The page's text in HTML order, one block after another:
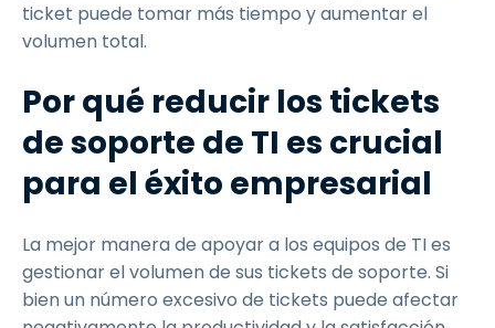
ticket puede tomar más tiempo y aumentar el
volumen total.
Por qué reducir los tickets
de soporte de TI es crucial
para el éxito empresarial
La mejor manera de apoyar a los equipos de TI es
gestionar el volumen de sus tickets de soporte. Si
bien un número excesivo de tickets puede afectar